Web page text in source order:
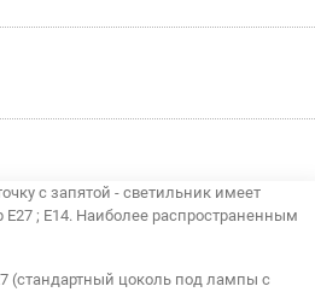
с запятой - светильник имеет
; E14. Наиболее распространенным
(стандартный цоколь под лампы с